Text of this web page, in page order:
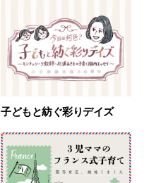
子どもと紡ぐ彩りデイズ